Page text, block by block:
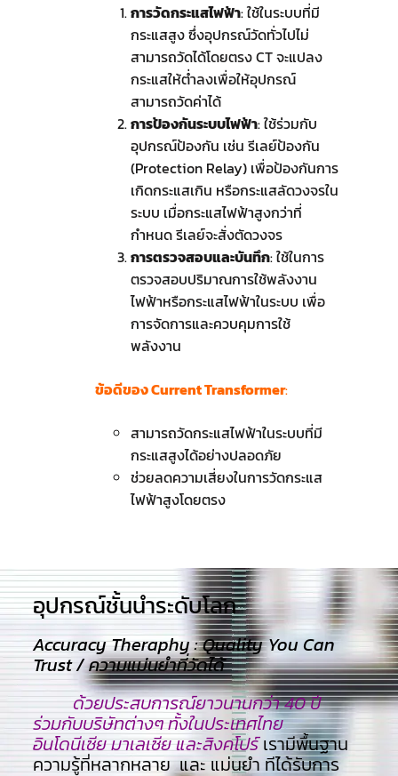
การวัดกระแสไฟฟ้า: ใช้ในระบบที่มี
กระแสสูง ซึ่งอุปกรณ์วัดทั่วไปไม่
สามารถวัดได้โดยตรง CT จะแปลง
กระแสให้ต่ำลงเพื่อให้อุปกรณ์
สามารถวัดค่าได้
การป้องกันระบบไฟฟ้า: ใช้ร่วมกับ
อุปกรณ์ป้องกัน เช่น รีเลย์ป้องกัน
(Protection Relay) เพื่อป้องกันการ
เกิดกระแสเกิน หรือกระแสลัดวงจรใน
ระบบ เมื่อกระแสไฟฟ้าสูงกว่าที่
กำหนด รีเลย์จะสั่งตัดวงจร
การตรวจสอบและบันทึก: ใช้ในการ
ตรวจสอบปริมาณการใช้พลังงาน
ไฟฟ้าหรือกระแสไฟฟ้าในระบบ เพื่อ
การจัดการและควบคุมการใช้
พลังงาน
ข้อดีของ Current Transformer:
สามารถวัดกระแสไฟฟ้าในระบบที่มี
กระแสสูงได้อย่างปลอดภัย
ช่วยลดความเสี่ยงในการวัดกระแส
ไฟฟ้าสูงโดยตรง
อุปกรณ์ชั้นนำระดับโลก​
Accuracy Theraphy : Quality You Can
Trust / ความแม่นยำที่วัดได้
ด้วยประสบการณ์ยาวนานกว่า 40 ปี
ร่วมกับบริษัทต่างๆ ทั้งในประเทศไทย
อินโดนีเซีย มาเลเซีย และสิงคโปร์เรามีพื้นฐาน
ความรู้ที่หลากหลาย และ แม่นยำ ทีไ่ด้รับการ